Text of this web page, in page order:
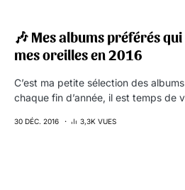
🎶 Mes albums préférés
mes oreilles en 2016
C’est ma petite sélection des
chaque fin d’année, il est temps de
30 DÉC. 2016 3,3K VUES